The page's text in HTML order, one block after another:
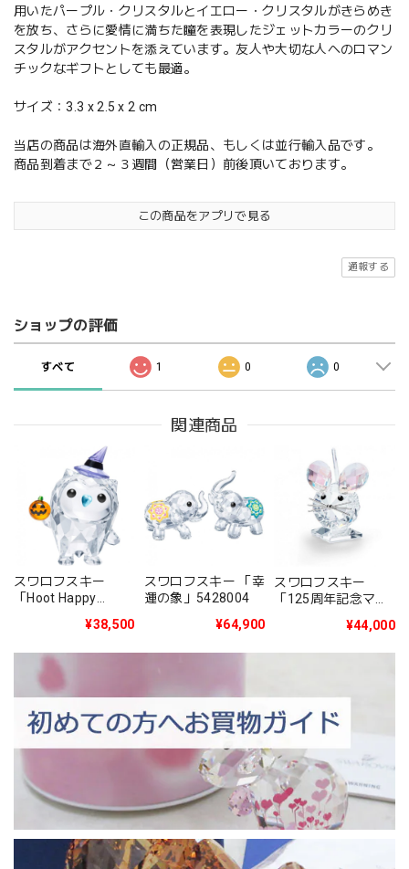
用いたパープル・クリスタルとイエロー・クリスタルがきらめき
を放ち、さらに愛情に満ちた瞳を表現したジェットカラーのクリ
スタルがアクセントを添えています。友人や大切な人へのロマン
チックなギフトとしても最適。
サイズ：3.3 x 2.5 x 2 cm
当店の商品は海外直輸入の正規品、もしくは並行輸入品です。
商品到着まで２～３週間（営業日）前後頂いております。
この商品をアプリで見る
通報する
ショップの評価
すべて 1 0 0
関連商品
スワロフスキー
「Hoot Happy
度限定生産品」¥38,500
スワロフスキー 「幸
運の象」5428004
¥64,900
スワロフスキー
「125周年記念マウ
産品」5492742¥44,000